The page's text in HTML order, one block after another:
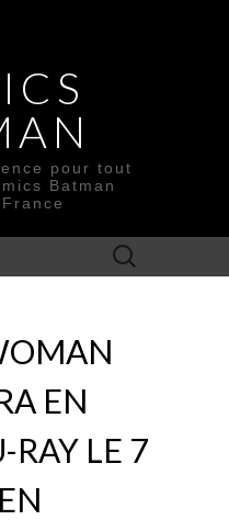
pour tout
Batman
Rechercher :
EN
RAY LE 7